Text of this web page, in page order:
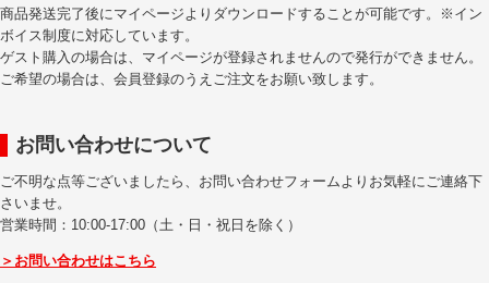
商品発送完了後にマイページよりダウンロードすることが可能です。※イン
ボイス制度に対応しています。
ゲスト購入の場合は、マイページが登録されませんので発行ができません。
ご希望の場合は、会員登録のうえご注文をお願い致します。
お問い合わせについて
ご不明な点等ございましたら、お問い合わせフォームよりお気軽にご連絡下
さいませ。
営業時間：10:00-17:00（土・日・祝日を除く）
＞お問い合わせはこちら